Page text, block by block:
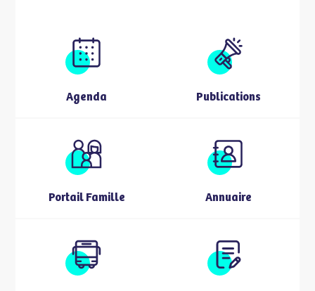
Agenda Publications
Portail Famille Annuaire